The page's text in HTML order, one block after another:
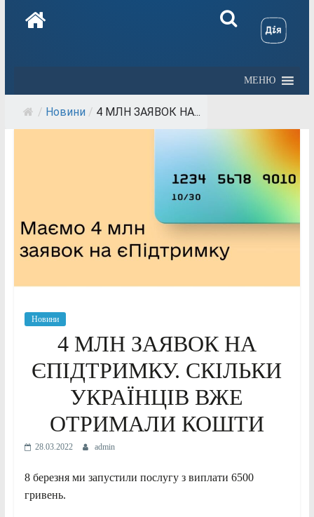
МЕНЮ
/ Новини / 4 МЛН ЗАЯВОК НА...
Новини
4 МЛН ЗАЯВОК НА
ЄПІДТРИМКУ. СКІЛЬКИ
УКРАЇНЦІВ ВЖЕ
ОТРИМАЛИ КОШТИ
28.03.2022 admin
8 березня ми запустили послугу з виплати 6500
гривень.